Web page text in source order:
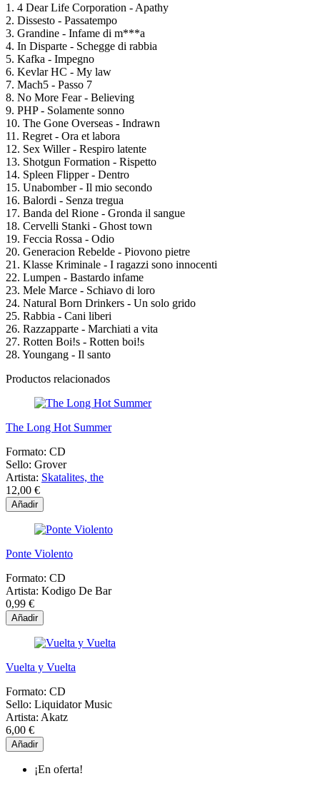
1. 4 Dear Life Corporation - Apathy
2. Dissesto - Passatempo
3. Grandine - Infame di m***a
4. In Disparte - Schegge di rabbia
5. Kafka - Impegno
6. Kevlar HC - My law
7. Mach5 - Passo 7
8. No More Fear - Believing
9. PHP - Solamente sonno
10. The Gone Overseas - Indrawn
11. Regret - Ora et labora
12. Sex Willer - Respiro latente
13. Shotgun Formation - Rispetto
14. Spleen Flipper - Dentro
15. Unabomber - Il mio secondo
16. Balordi - Senza tregua
17. Banda del Rione - Gronda il sangue
18. Cervelli Stanki - Ghost town
19. Feccia Rossa - Odio
20. Generacion Rebelde - Piovono pietre
21. Klasse Kriminale - I ragazzi sono innocenti
22. Lumpen - Bastardo infame
23. Mele Marce - Schiavo di loro
24. Natural Born Drinkers - Un solo grido
25. Rabbia - Cani liberi
26. Razzapparte - Marchiati a vita
27. Rotten Boi!s - Rotten boi!s
28. Youngang - Il santo
Productos relacionados
The Long Hot Summer
Formato: CD
Sello: Grover
Artista: Skatalites, the
12,00 €
Añadir
Ponte Violento
Formato: CD
Artista: Kodigo De Bar
0,99 €
Añadir
Vuelta y Vuelta
Formato: CD
Sello: Liquidator Music
Artista: Akatz
6,00 €
Añadir
¡En oferta!